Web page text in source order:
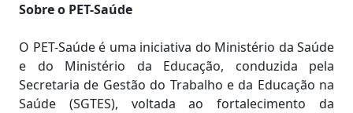
Sobre o PET-Saúde
O PET-Saúde é uma iniciativa do Ministério da Saúde
e do Ministério da Educação, conduzida pela
Secretaria de Gestão do Trabalho e da Educação na
Saúde (SGTES), voltada ao fortalecimento da